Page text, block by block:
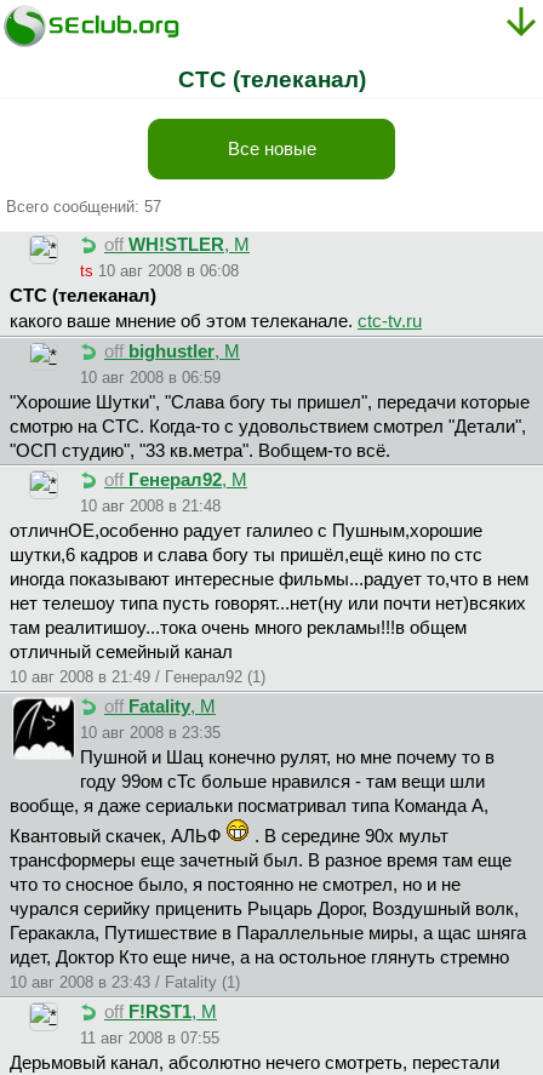
СТС (телеканал)
Все новые
Всего сообщений: 57
off WH!STLER, М
ts 10 авг 2008 в 06:08
СТС (телеканал)
какого ваше мнение об этом телеканале. ctc-tv.ru
off bighustler, М
10 авг 2008 в 06:59
"Хорошие Шутки", "Слава богу ты пришел", передачи которые
смотрю на СТС. Когда-то с удовольствием смотрел "Детали",
"ОСП студию", "33 кв.метра". Вобщем-то всё.
off Гeнepaл92, М
10 авг 2008 в 21:48
отличнОЕ,особенно радует галилео с Пушным,хорошие
шутки,6 кадров и слава богу ты пришёл,ещё кино по стс
иногда показывают интересные фильмы...радует то,что в нем
нет телешоу типа пусть говорят...нет(ну или почти нет)всяких
там реалитишоу...тока очень много рекламы!!!в общем
отличный семейный канал
10 авг 2008 в 21:49 / Гeнepaл92 (1)
off Fatality, М
10 авг 2008 в 23:35
Пушной и Шац конечно рулят, но мне почему то в
году 99ом сТс больше нравился - там вещи шли
вообще, я даже сериальки посматривал типа Команда А,
Квантовый скачек, АЛЬФ
. В середине 90х мульт
трансформеры еще зачетный был. В разное время там еще
что то сносное было, я постоянно не смотрел, но и не
чурался серийку приценить Рыцарь Дорог, Воздушный волк,
Геракакла, Путишествие в Параллельные миры, а щас шняга
идет, Доктор Кто еще ниче, а на остольное глянуть стремно
10 авг 2008 в 23:43 / Fatality (1)
off F!RST1, М
11 авг 2008 в 07:55
Дерьмовый канал, абсолютно нечего смотреть, перестали